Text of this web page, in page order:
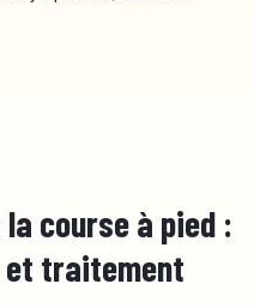
course à pied :
et traitement